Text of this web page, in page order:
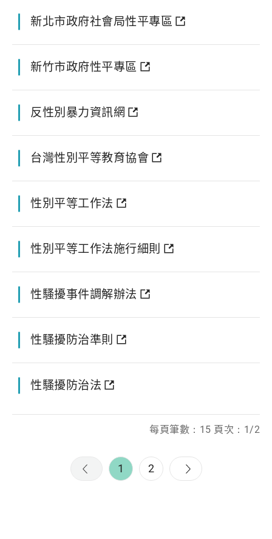
新北市政府社會局性平專區
新竹市政府性平專區
反性別暴力資訊網
台灣性別平等教育協會
性別平等工作法
性別平等工作法施行細則
性騷擾事件調解辦法
性騷擾防治準則
性騷擾防治法
每頁筆數：15 頁次：1/2
1 2